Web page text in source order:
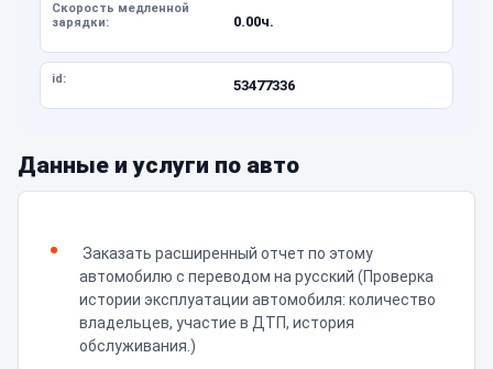
Скорость медленной
зарядки:
0.00ч.
id: 53477336
Данные и услуги по авто
Заказать расширенный отчет по этому
автомобилю с переводом на русский (Проверка
истории эксплуатации автомобиля: количество
владельцев, участие в ДТП, история
обслуживания.)